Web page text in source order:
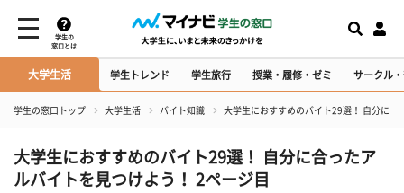
学生の
窓口とは
大学生活 学生トレンド 学生旅行 授業・履修・ゼミ サークル
学生の窓口トップ 大学生活 バイト知識 大学生におすすめのバイト29選！ 自分に合
大学生におすすめのバイト29選！ 自分に合ったア
ルバイトを見つけよう！ 2ページ目